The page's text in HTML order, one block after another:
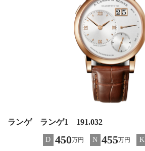
ランゲ ランゲ1 191.032
D 450万円 N 455万円 K